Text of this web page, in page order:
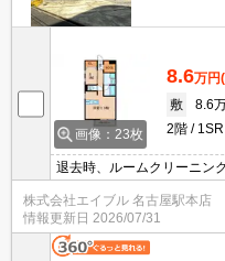
画像：23枚
8.6万円
敷
8.6
2階
1SR
退去時、ルームクリーニン
約金1ヶ月分発生。
株式会社エイブル 名古屋駅本店
情報更新日 2026/07/31